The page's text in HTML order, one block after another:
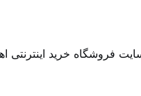
فروشگاه خرید اینترنتی